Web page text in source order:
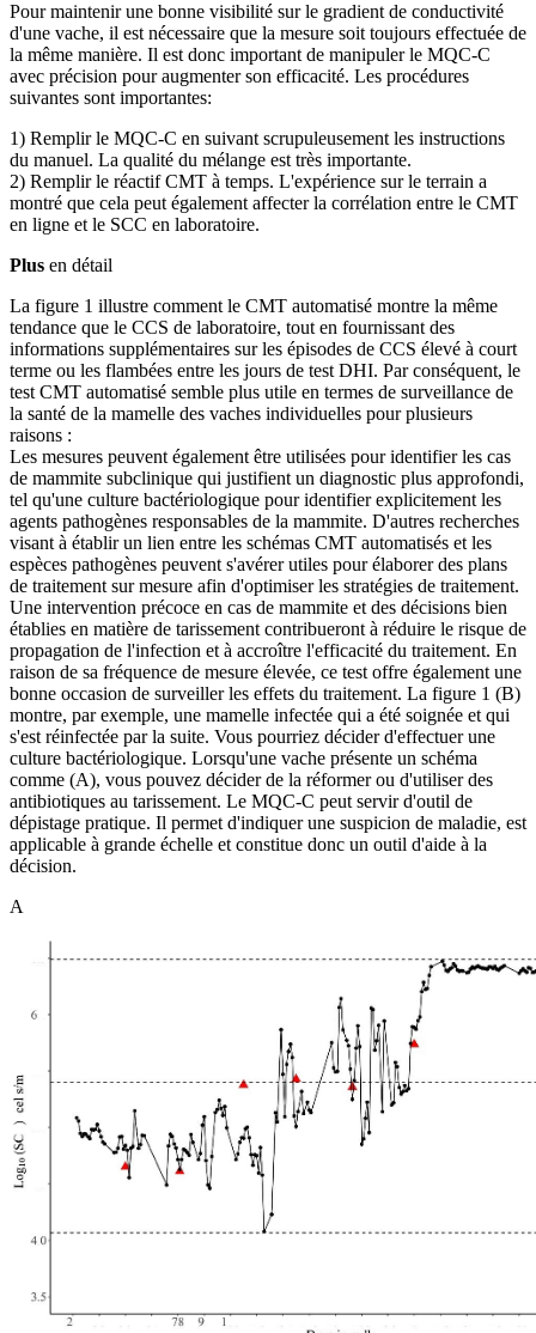
Pour maintenir une bonne visibilité sur le gradient de conductivité
d'une vache, il est nécessaire que la mesure soit toujours effectuée de
la même manière. Il est donc important de manipuler le MQC-C
avec précision pour augmenter son efficacité. Les procédures
suivantes sont importantes:
1) Remplir le MQC-C en suivant scrupuleusement les instructions
du manuel. La qualité du mélange est très importante.
2) Remplir le réactif CMT à temps. L'expérience sur le terrain a
montré que cela peut également affecter la corrélation entre le CMT
en ligne et le SCC en laboratoire.
Plus en détail
La figure 1 illustre comment le CMT automatisé montre la même
tendance que le CCS de laboratoire, tout en fournissant des
informations supplémentaires sur les épisodes de CCS élevé à court
terme ou les flambées entre les jours de test DHI. Par conséquent, le
test CMT automatisé semble plus utile en termes de surveillance de
la santé de la mamelle des vaches individuelles pour plusieurs
raisons :
Les mesures peuvent également être utilisées pour identifier les cas
de mammite subclinique qui justifient un diagnostic plus approfondi,
tel qu'une culture bactériologique pour identifier explicitement les
agents pathogènes responsables de la mammite. D'autres recherches
visant à établir un lien entre les schémas CMT automatisés et les
espèces pathogènes peuvent s'avérer utiles pour élaborer des plans
de traitement sur mesure afin d'optimiser les stratégies de traitement.
Une intervention précoce en cas de mammite et des décisions bien
établies en matière de tarissement contribueront à réduire le risque de
propagation de l'infection et à accroître l'efficacité du traitement. En
raison de sa fréquence de mesure élevée, ce test offre également une
bonne occasion de surveiller les effets du traitement. La figure 1 (B)
montre, par exemple, une mamelle infectée qui a été soignée et qui
s'est réinfectée par la suite. Vous pourriez décider d'effectuer une
culture bactériologique. Lorsqu'une vache présente un schéma
comme (A), vous pouvez décider de la réformer ou d'utiliser des
antibiotiques au tarissement. Le MQC-C peut servir d'outil de
dépistage pratique. Il permet d'indiquer une suspicion de maladie, est
applicable à grande échelle et constitue donc un outil d'aide à la
décision.
A